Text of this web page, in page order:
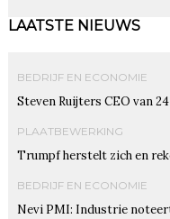
LAATSTE NIEUWS
BEDRIJF EN ECONOMIE
Steven Ruijters CEO van
PLAATBEWERKING
Trumpf herstelt zich en
BEDRIJF EN ECONOMIE
Nevi PMI: Industrie